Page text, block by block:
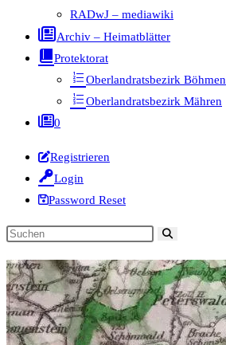
RADwJ – mediawiki
Archiv – Heimatblätter
Protektorat
Oberlandratsbezirk Böhmen
Oberlandratsbezirk Mähren
0
Registrieren
Login
Password Reset
Diese
durchsuchen